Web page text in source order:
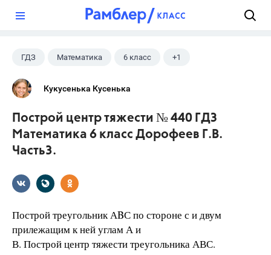
ГДЗ Математика 6 класс +1
Дорофеев Г. В.
Кукусенька Кусенька
Построй центр тяжести № 440 ГДЗ
Математика 6 класс Дорофеев Г.В.
Часть3.
Построй треугольник АBС по стороне с и двум
прилежащим к ней углам А и
В. Построй центр тяжести треугольника АВС.